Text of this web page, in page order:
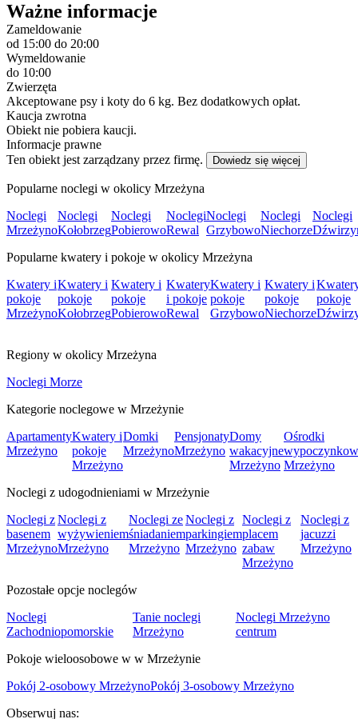
Ważne informacje
Zameldowanie
od 15:00 do 20:00
Wymeldowanie
do 10:00
Zwierzęta
Akceptowane psy i koty do 6 kg. Bez dodatkowych opłat.
Kaucja zwrotna
Obiekt nie pobiera kaucji.
Informacje prawne
Ten obiekt jest zarządzany przez firmę.
Dowiedz się więcej
Popularne noclegi w okolicy Mrzeżyna
Noclegi
Mrzeżyno
Noclegi
Kołobrzeg
Noclegi
Pobierowo
Noclegi
Rewal
Noclegi
Grzybowo
Noclegi
Niechorze
Noclegi
Popularne kwatery i pokoje w okolicy Mrzeżyna
Kwatery i
pokoje
Mrzeżyno
Kwatery i
pokoje
Kołobrzeg
Kwatery i
pokoje
Pobierowo
Kwatery
i pokoje
Rewal
Kwatery i
pokoje
Grzybowo
Kwatery i
pokoje
Niechorze
pokoje
Regiony w okolicy Mrzeżyna
Noclegi Morze
Kategorie noclegowe w Mrzeżynie
Apartamenty
Mrzeżyno
Kwatery i
pokoje
Mrzeżyno
Domki
Mrzeżyno
Pensjonaty
Mrzeżyno
Domy
wakacyjne
Mrzeżyno
Ośrodki
Mrzeżyno
Noclegi z udogodnieniami w Mrzeżynie
Noclegi z
basenem
Mrzeżyno
Noclegi z
wyżywieniem
Mrzeżyno
Noclegi ze
śniadaniem
Mrzeżyno
Noclegi z
parkingiem
Mrzeżyno
Noclegi z
placem
zabaw
Mrzeżyno
Noclegi z
jacuzzi
Mrzeżyno
Pozostałe opcje noclegów
Noclegi
Zachodniopomorskie
Tanie noclegi
Mrzeżyno
Noclegi Mrzeżyno
centrum
Pokoje wieloosobowe w w Mrzeżynie
Pokój 2-osobowy MrzeżynoPokój 3-osobowy Mrzeżyno
Obserwuj nas: